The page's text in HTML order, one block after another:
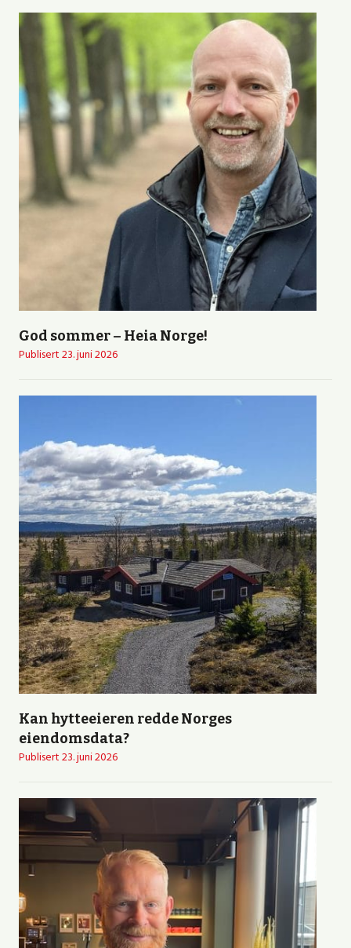
God sommer – Heia Norge!
Publisert23. juni 2026
Kan hytteeieren redde Norges
eiendomsdata?
Publisert23. juni 2026